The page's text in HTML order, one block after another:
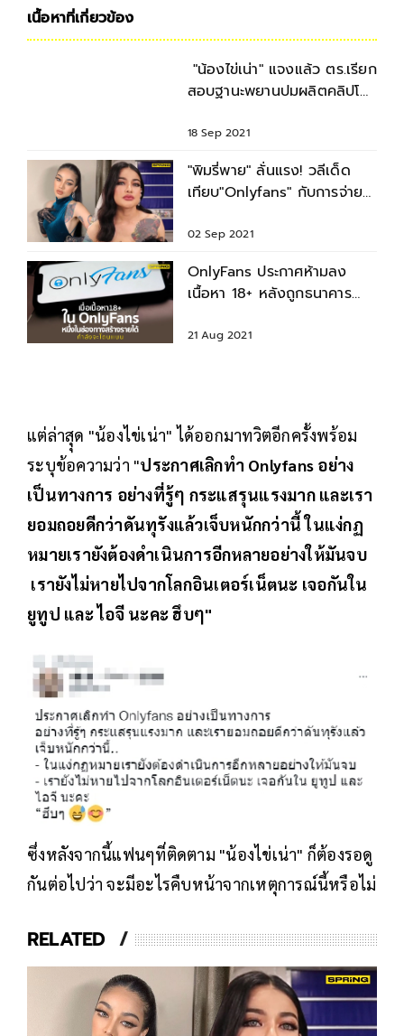
เนื้อหาที่เกี่ยวข้อง
"น้องไข่เน่า" แจงแล้ว ตร.เรียก
สอบฐานะพยานปมผลิตคลิปโป๊
18 Sep 2021
"พิมรี่พาย" ลั่นแรง! วลีเด็ด
เทียบ"Onlyfans" กับการจ่าย
02 Sep 2021
OnlyFans ประกาศห้ามลง
เนื้อหา 18+ หลังถูกธนาคาร
21 Aug 2021
แต่ล่าสุุด "น้องไข่เน่า" ได้ออกมาทวิตอีกครั้งพร้อม
ระบุข้อความว่า "ประกาศเลิกทำ Onlyfans อย่าง
เป็นทางการ อย่างที่รู้ๆ กระแสรุนแรงมาก และเรา
ยอมถอยดีกว่าดันทุรังแล้วเจ็บหนักกว่านี้ ในแง่กฏ
หมายเรายังต้องดำเนินการอีกหลายอย่างให้มันจบ
เรายังไม่หายไปจากโลกอินเตอร์เน็ตนะ เจอกันใน
ยูทูป และ ไอจี นะคะ ฮึบๆ"
ซึ่งหลังจากนี้แฟนๆที่ติดตาม "น้องไข่เน่า" ก็ต้องรอดู
กันต่อไปว่า จะมีอะไรคืบหน้าจากเหตุการณ์นี้หรือไม่
RELATED